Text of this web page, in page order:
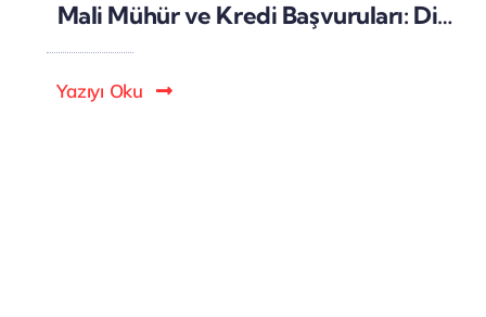
Mali Mühür ve Kredi Başvuruları: Dijital Onay Süreçlerinin Güvenliği
Yazıyı Oku